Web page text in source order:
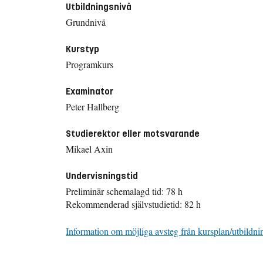
Utbildningsnivå
Grundnivå
Kurstyp
Programkurs
Examinator
Peter Hallberg
Studierektor eller motsvarande
Mikael Axin
Undervisningstid
Preliminär schemalagd tid: 78 h
Rekommenderad självstudietid: 82 h
Information om möjliga avsteg från kursplan/